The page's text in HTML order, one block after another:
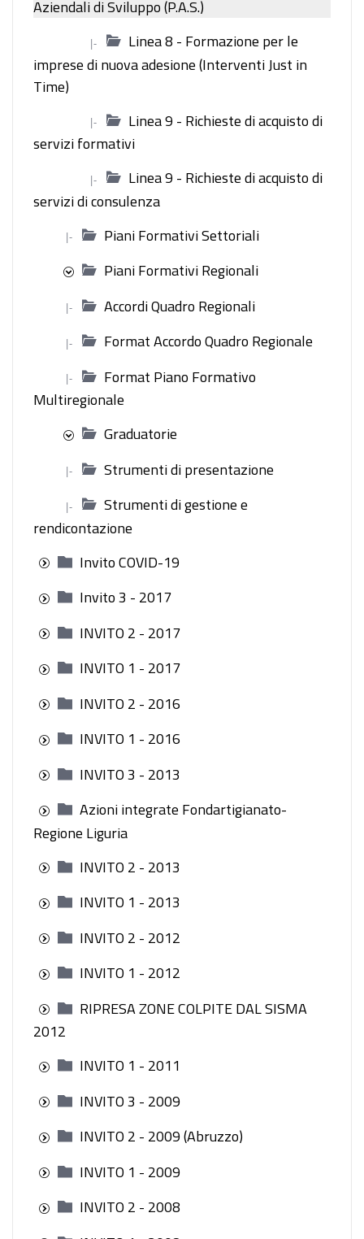
Aziendali di Sviluppo (P.A.S.)
|-
Linea 8 - Formazione per le
imprese di nuova adesione (Interventi Just in
Time)
|-
Linea 9 - Richieste di acquisto di
servizi formativi
|-
Linea 9 - Richieste di acquisto di
servizi di consulenza
|-
Piani Formativi Settoriali
Piani Formativi Regionali
|- Accordi Quadro Regionali
|- Format Accordo Quadro Regionale
|-
Format Piano Formativo
Multiregionale
Graduatorie
|- Strumenti di presentazione
|-
Strumenti di gestione e
rendicontazione
Invito COVID-19
Invito 3 - 2017
INVITO 2 - 2017
INVITO 1 - 2017
INVITO 2 - 2016
INVITO 1 - 2016
INVITO 3 - 2013
Azioni integrate Fondartigianato-
Regione Liguria
INVITO 2 - 2013
INVITO 1 - 2013
INVITO 2 - 2012
INVITO 1 - 2012
RIPRESA ZONE COLPITE DAL SISMA
2012
INVITO 1 - 2011
INVITO 3 - 2009
INVITO 2 - 2009 (Abruzzo)
INVITO 1 - 2009
INVITO 2 - 2008